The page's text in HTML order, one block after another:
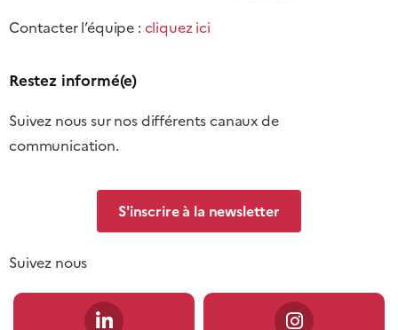
Contacter l’équipe : cliquez ici
Restez informé(e)
Suivez nous sur nos différents canaux de
communication.
S'inscrire à la newsletter
Suivez nous